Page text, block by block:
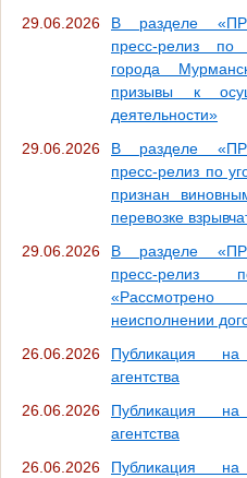
29.06.2026
В разделе
пресс-релиз
города
призывы к
деятельности»
29.06.2026
В разделе
пресс-релиз по
признан
перевозке
29.06.2026
В разделе
пресс-релиз
неисполнении
26.06.2026
Публикация
агентства
26.06.2026
Публикация
агентства
26.06.2026
Публикация